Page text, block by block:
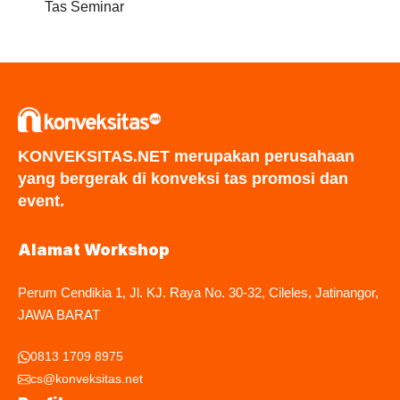
Tas Seminar
KONVEKSITAS.NET merupakan perusahaan
yang bergerak di konveksi tas promosi dan
event.
Alamat Workshop
Perum Cendikia 1, Jl. KJ. Raya No. 30-32, Cileles, Jatinangor,
JAWA BARAT
0813 1709 8975
cs@konveksitas.net